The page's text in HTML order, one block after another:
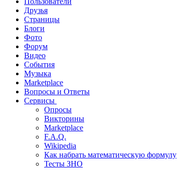
Друзья
Страницы
Блоги
Фото
Форум
Видео
События
Музыка
Marketplace
Вопросы и Ответы
Сервисы
Опросы
Викторины
Marketplace
F.A.Q.
Wikipedia
Как набрать математическую формулу
Тесты ЗНО